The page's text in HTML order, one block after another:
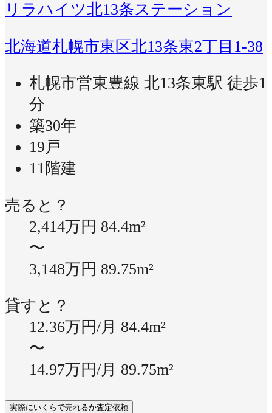
リラハイツ北13条ステーション
北海道札幌市東区北13条東2丁目1-38
札幌市営東豊線 北13条東駅 徒歩1
分
築30年
19戸
11階建
売ると？
2,414万円 84.4m²
〜
3,148万円 89.75m²
貸すと？
12.36万円/月 84.4m²
〜
14.97万円/月 89.75m²
実際にいくらで売れるか査定依頼